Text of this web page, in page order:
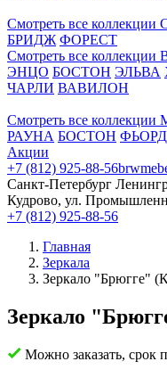
Смотреть все коллекции
БРИДЖ ФОРЕСТ
Смотреть все
ЭНЦО БОСТОН ЭЛЬВА
ЧАРЛИ ВАВИЛОН
Смотреть все
РАУНА БОСТОН ФЬОРД
Акции
+7 (812) 925-88-56
Санкт-Петербург
Кудрово, ул.
+7 (812) 925-88-56
Главная
Зеркала
Зеркало "Брюгге"
Зеркало
Можно заказать, срок